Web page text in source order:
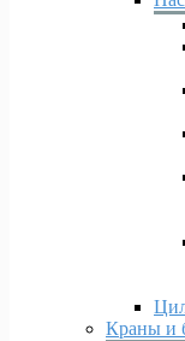
Краны и